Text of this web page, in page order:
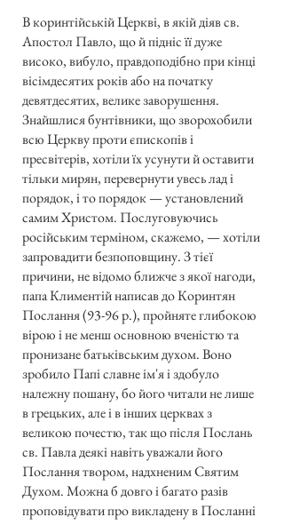
В коринтійській Церкві, в якій діяв св.
Апостол Павло, що й підніс її дуже
високо, вибуло, правдоподібно при кінці
вісімдесятих років або на початку
девятдесятих, велике заворушення.
Знайшлися бунтівники, що зворохобили
всю Церкву проти єпископів і
пресвітерів, хотіли їх усунути й оставити
тільки мирян, перевернути увесь лад і
порядок, і то порядок — установлений
самим Христом. Послуговуючись
російським терміном, скажемо, — хотіли
запровадити безпоповщину. З тієї
причини, не відомо ближче з якої нагоди,
папа Климентій написав до Коринтян
Послання (93-96 р.), пройняте глибокою
вірою і не менш основною вченістю та
пронизане батьківським духом. Воно
зробило Папі славне ім'я і здобуло
належну пошану, бо його читали не лише
в грецьких, але і в інших церквах з
великою почестю, так що після Послань
св. Павла деякі навіть уважали його
Послання твором, надхненим Святим
Духом. Можна б довго і багато разів
проповідувати про викладену в Посланні